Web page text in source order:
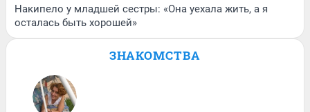
Накипело у младшей сестры: «Она уехала жить, а я
осталась быть хорошей»
ЗНАКОМСТВА